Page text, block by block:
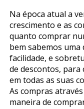
Na época atual a
crescimento e as
quanto comprar
bem sabemos uma
facilidade, e
de descontos,
em todas as suas
As compras
maneira de